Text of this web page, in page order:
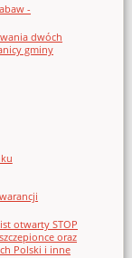
-
dwóch
gminy
otwarty STOP
oraz
Polski i inne